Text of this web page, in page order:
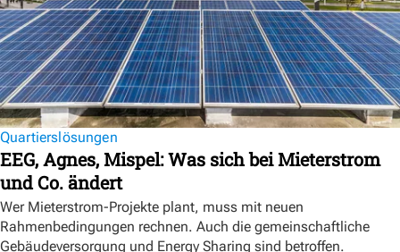
Quartierslösungen
EEG, Agnes, Mispel: Was sich bei Mieterstrom
und Co. ändert
Wer Mieterstrom-Projekte plant, muss mit neuen
Rahmenbedingungen rechnen. Auch die gemeinschaftliche
Gebäudeversorgung und Energy Sharing sind betroffen.